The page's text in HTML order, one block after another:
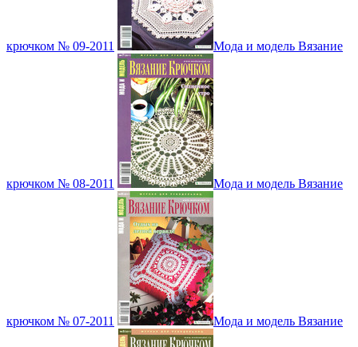
крючком № 09-2011 Мода и модель Вязание
крючком № 08-2011 Мода и модель Вязание
крючком № 07-2011 Мода и модель Вязание